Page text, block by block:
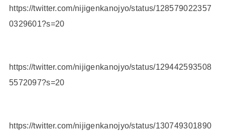
https://twitter.com/nijigenkanojyo/status/128579022357
0329601?s=20
https://twitter.com/nijigenkanojyo/status/129442593508
5572097?s=20
https://twitter.com/nijigenkanojyo/status/130749301890